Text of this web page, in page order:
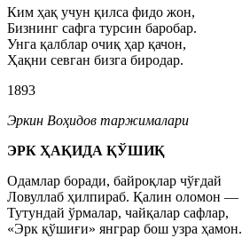
Ким ҳақ учун қилса фидо жон,
Бизнинг сафга турсин баробар.
Унга қалблар очиқ ҳар қачон,
Ҳақни севган бизга биродар.
1893
Эркин Воҳидов таржималари
ЭРК ҲАҚИДА ҚЎШИҚ
Одамлар боради, байроқлар чўғдай
Ловуллаб ҳилпираб. Қалин оломон —
Тутундай ўрмалар, чайқалар сафлар,
«Эрк қўшиғи» янграр бош узра ҳамон.